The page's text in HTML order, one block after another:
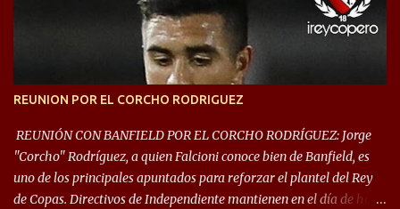
las fases de grupos de la #CopaLibertadores 2021. ¡Este año hay
noche de Copas Rey! ⚽🇦🇹👑🏆.
REUNION POR EL CORCHO RODRIGUEZ
REUNIÓN CON BANFIELD POR EL CORCHO RODRÍGUEZ: Jorge
"Corcho" Rodríguez, a quien Falcioni conoce bien de Banfield, es
uno de los principales apuntados para reforzar el plantel del Rey
de Copas. Directivos de Independiente mantienen en el día de hoy